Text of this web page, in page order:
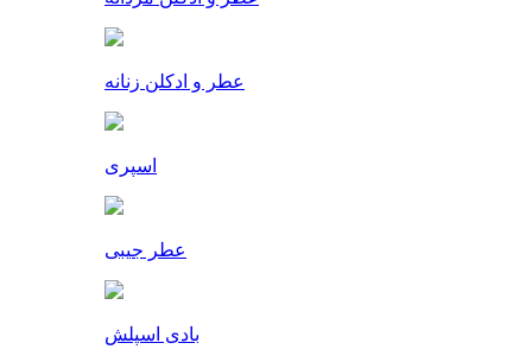
عطر و ادکلن زنانه
اسپری
عطر جیبی
بادی اسپلش